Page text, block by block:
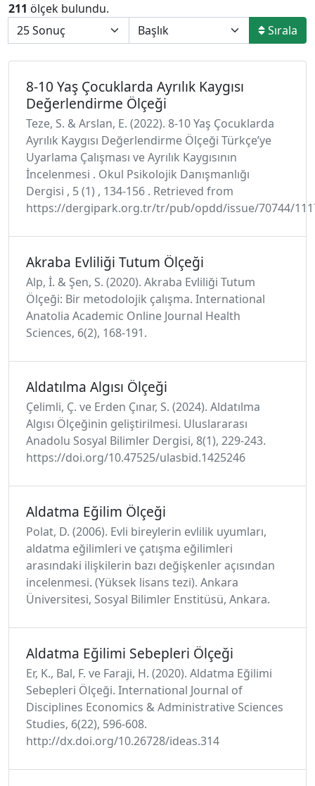
211 ölçek bulundu.
Sırala
8-10 Yaş Çocuklarda Ayrılık Kaygısı
Değerlendirme Ölçeği
Teze, S. & Arslan, E. (2022). 8-10 Yaş Çocuklarda
Ayrılık Kaygısı Değerlendirme Ölçeği Türkçe’ye
Uyarlama Çalışması ve Ayrılık Kaygısının
İncelenmesi . Okul Psikolojik Danışmanlığı
Dergisi , 5 (1) , 134-156 . Retrieved from
https://dergipark.org.tr/tr/pub/opdd/issue/70744/
Akraba Evliliği Tutum Ölçeği
Alp, İ. & Şen, S. (2020). Akraba Evliliği Tutum
Ölçeği: Bir metodolojik çalışma. International
Anatolia Academic Online Journal Health
Sciences, 6(2), 168-191.
Aldatılma Algısı Ölçeği
Çelimli, Ç. ve Erden Çınar, S. (2024). Aldatılma
Algısı Ölçeğinin geliştirilmesi. Uluslararası
Anadolu Sosyal Bilimler Dergisi, 8(1), 229-243.
https://doi.org/10.47525/ulasbid.1425246
Aldatma Eğilim Ölçeği
Polat, D. (2006). Evli bireylerin evlilik uyumları,
aldatma eğilimleri ve çatışma eğilimleri
arasındaki ilişkilerin bazı değişkenler açısından
incelenmesi. (Yüksek lisans tezi). Ankara
Üniversitesi, Sosyal Bilimler Enstitüsü, Ankara.
Aldatma Eğilimi Sebepleri Ölçeği
Er, K., Bal, F. ve Faraji, H. (2020). Aldatma Eğilimi
Sebepleri Ölçeği. International Journal of
Disciplines Economics & Administrative Sciences
Studies, 6(22), 596-608.
http://dx.doi.org/10.26728/ideas.314